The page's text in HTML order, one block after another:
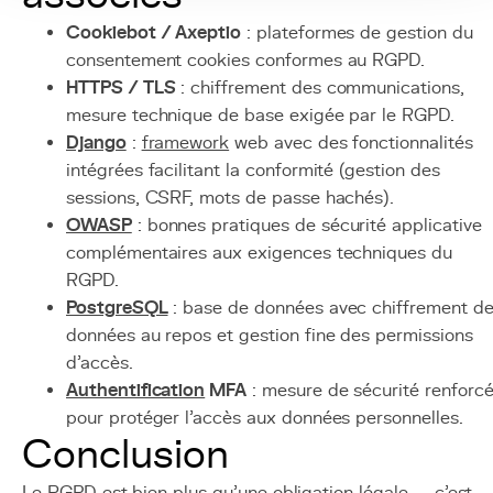
Cookiebot / Axeptio : plateformes de gestion du
consentement cookies conformes au RGPD.
HTTPS / TLS: chiffrement des communications,
mesure technique de base exigée par le RGPD.
Django: framework web avec des fonctionnalités
intégrées facilitant la conformité (gestion des
sessions, CSRF, mots de passe hachés).
OWASP: bonnes pratiques de sécurité applicative
complémentaires aux exigences techniques du
RGPD.
PostgreSQL: base de données avec chiffrement
données au repos et gestion fine des permissions
d'accès.
Authentification MFA : mesure de sécurité
pour protéger l'accès aux données personnelles.
Conclusion